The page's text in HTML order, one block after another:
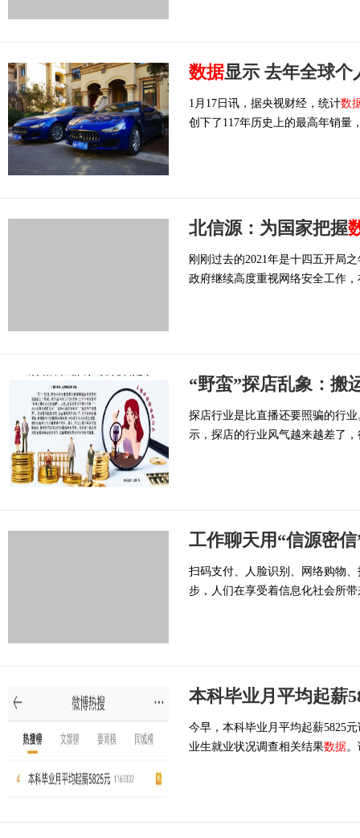
数据显示 去年全球个
1月17日讯，据央视财经，统计数
创下了117年历史上的最高年销量
北信源：为国家把握
刚刚过去的2021年是十四五开局
政府继续高度重视网络安全工作
“野蛮”探店乱象：搬
探店行业是比直播还要照骗的行
示，探店的行业风气越来越差了
工作聊天用“信源密
扫码支付、人脸识别、网络购物
步，人们在享受着信息化社会所
本科毕业月平均起薪
今早，本科毕业月平均起薪5825
业生就业状况调查相关结果数据。